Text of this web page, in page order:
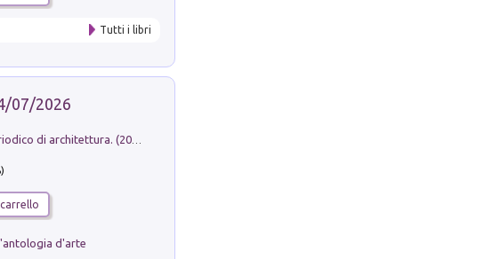
Tutti i libri
07/2026
d'arte